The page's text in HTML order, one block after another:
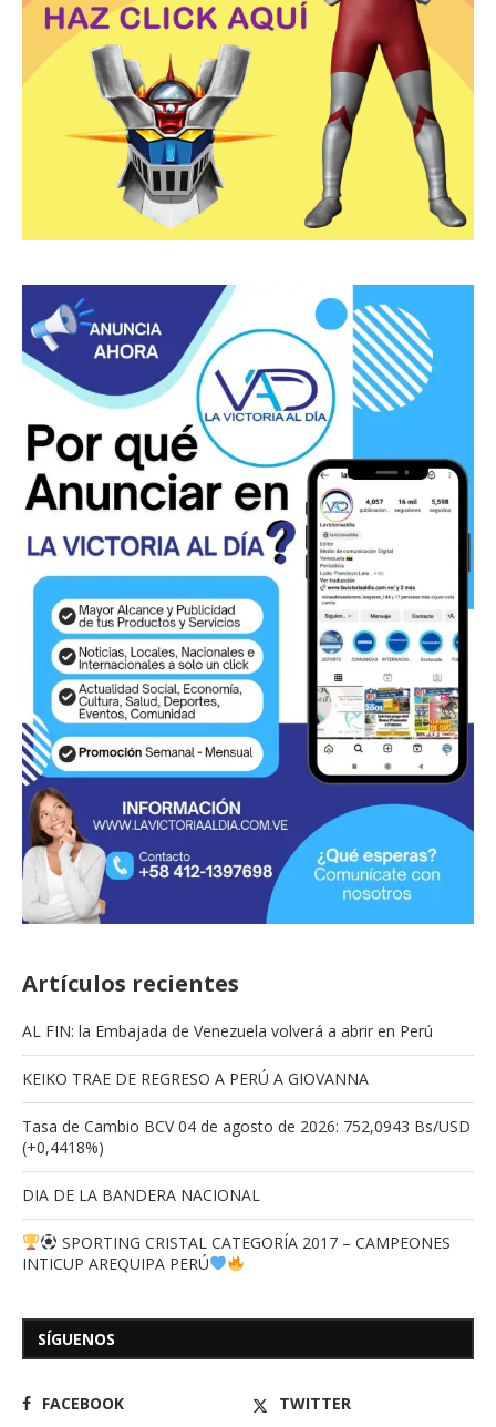
Artículos recientes
AL FIN: la Embajada de Venezuela volverá a abrir en Perú
KEIKO TRAE DE REGRESO A PERÚ A GIOVANNA
Tasa de Cambio BCV 04 de agosto de 2026: 752,0943 Bs/USD
(+0,4418%)
DIA DE LA BANDERA NACIONAL
SPORTING CRISTAL CATEGORÍA 2017 – CAMPEONES
INTICUP AREQUIPA PERÚ
SÍGUENOS
FACEBOOK
TWITTER